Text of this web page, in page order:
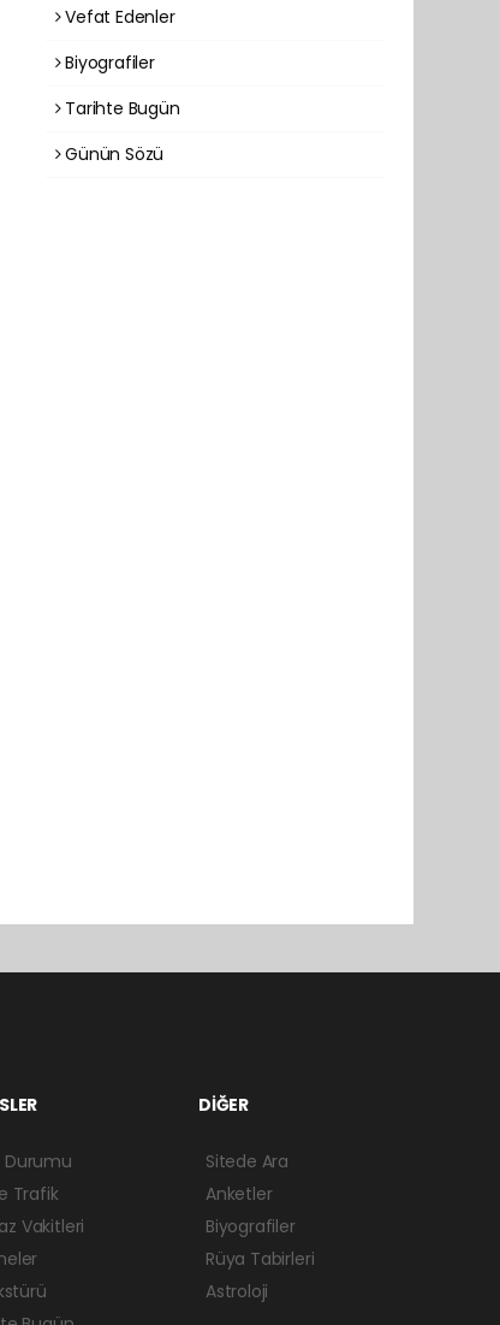
Vefat Edenler
Biyografiler
Tarihte Bugün
Günün Sözü
Durumu
Trafik
Vakitleri
DİĞER
Sitede Ara
Anketler
Biyografiler
Rüya Tabirleri
Astroloji